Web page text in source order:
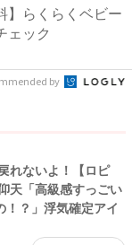
】らくらくベビー
ェック
by
れないよ！【ロピ
天「高級感すっごい
？」浮気確定アイ